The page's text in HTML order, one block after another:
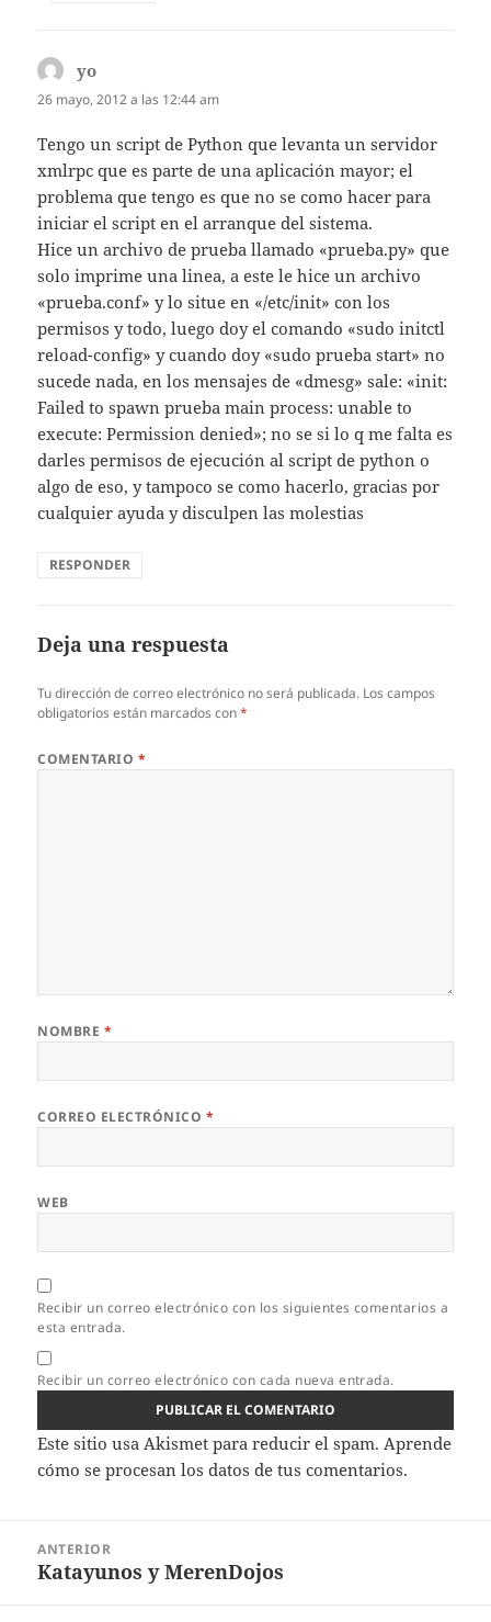
yo
26 mayo, 2012 a las 12:44 am
Tengo un script de Python que levanta un servidor
xmlrpc que es parte de una aplicación mayor; el
problema que tengo es que no se como hacer para
iniciar el script en el arranque del sistema.
Hice un archivo de prueba llamado «prueba.py» que
solo imprime una linea, a este le hice un archivo
«prueba.conf» y lo situe en «/etc/init» con los
permisos y todo, luego doy el comando «sudo initctl
reload-config» y cuando doy «sudo prueba start» no
sucede nada, en los mensajes de «dmesg» sale: «init:
Failed to spawn prueba main process: unable to
execute: Permission denied»; no se si lo q me falta es
darles permisos de ejecución al script de python o
algo de eso, y tampoco se como hacerlo, gracias por
cualquier ayuda y disculpen las molestias
RESPONDER
Deja una respuesta
Tu dirección de correo electrónico no será publicada. Los campos
obligatorios están marcados con*
COMENTARIO *
NOMBRE *
CORREO ELECTRÓNICO *
WEB
Recibir un correo electrónico con los siguientes comentarios a
esta entrada.
Recibir un correo electrónico con cada nueva entrada.
Este sitio usa Akismet para reducir el spam. Aprende
cómo se procesan los datos de tus comentarios.
entradas
ANTERIOR
Entrada
Katayunos y MerenDojos